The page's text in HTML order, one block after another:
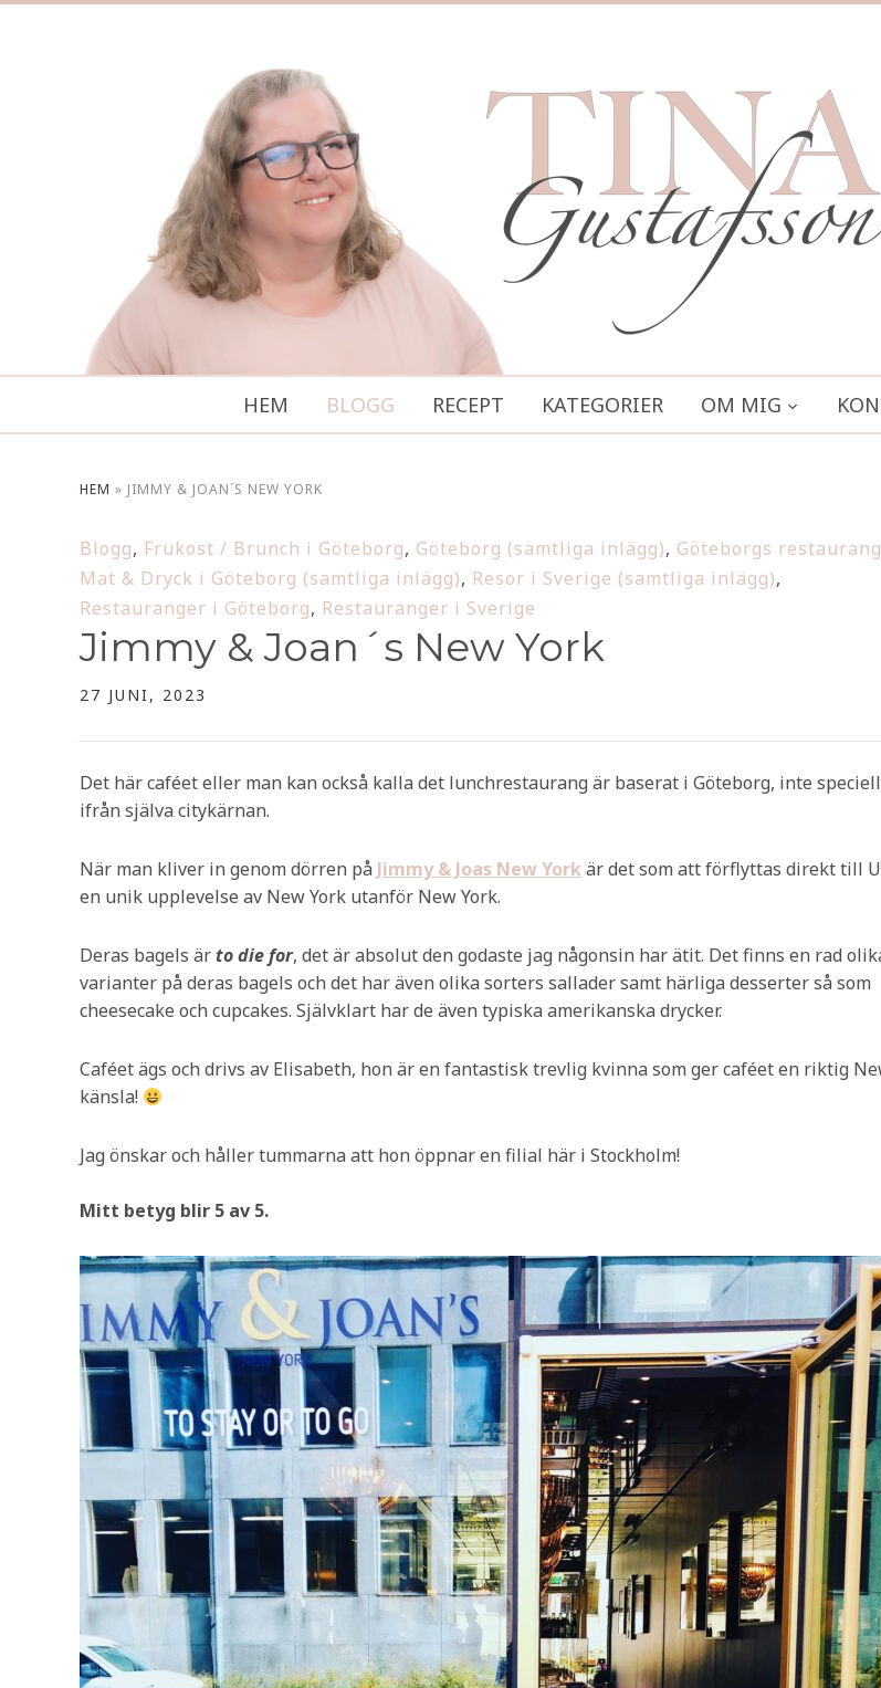
HEM BLOGG RECEPT KATEGORIER OM MIG
HEM » JIMMY & JOAN´S NEW YORK
Blogg, Frukost / Brunch i Göteborg, Göteborg (samtliga inlägg), Göteborgs
Mat & Dryck i Göteborg (samtliga inlägg), Resor i Sverige (samtliga inlägg),
Restauranger i Göteborg, Restauranger i Sverige
Jimmy & Joan´s New York
27 JUNI, 2023
Det här caféet eller man kan också kalla det lunchrestaurang är baserat i Göteborg, inte
ifrån själva citykärnan.
När man kliver in genom dörren på Jimmy & Joas New Yorkär det som att förflyttas direkt till
en unik upplevelse av New York utanför New York.
Deras bagels ärto die for, det är absolut den godaste jag någonsin har ätit. Det finns en rad
varianter på deras bagels och det har även olika sorters sallader samt härliga desserter så som
cheesecake och cupcakes. Självklart har de även typiska amerikanska drycker.
Caféet ägs och drivs av Elisabeth, hon är en fantastisk trevlig kvinna som ger caféet en riktig
känsla!
Jag önskar och håller tummarna att hon öppnar en filial här i Stockholm!
Mitt betyg blir 5 av 5.